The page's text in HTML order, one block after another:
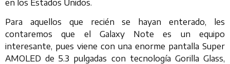
en los Estados Unidos.
Para aquellos que recién se hayan enterado, les
contaremos que el Galaxy Note es un equipo
interesante, pues viene con una enorme pantalla Super
AMOLED de 5.3 pulgadas con tecnología Gorilla Glass,